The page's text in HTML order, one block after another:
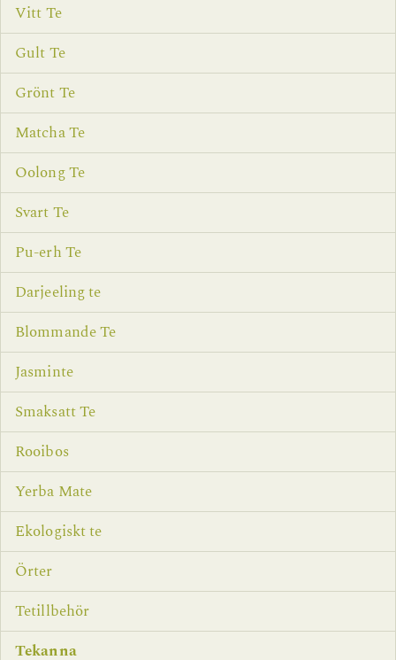
Vitt Te
Gult Te
Grönt Te
Matcha Te
Oolong Te
Svart Te
Pu-erh Te
Darjeeling te
Blommande Te
Jasminte
Smaksatt Te
Rooibos
Yerba Mate
Ekologiskt te
Örter
Tetillbehör
Tekanna